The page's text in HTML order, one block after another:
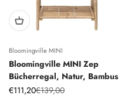
Bloomingville MINI
Bloomingville MINI Zep
Bücherregal, Natur, Bambus
Angebot
€111,20Regulärer Preis
€139,00